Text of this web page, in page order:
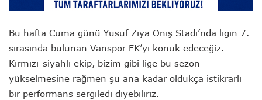
Bu hafta Cuma günü Yusuf Ziya Öniş Stadı’nda ligin 7.
sırasında bulunan Vanspor FK’yı konuk edeceğiz.
Kırmızı-siyahlı ekip, bizim gibi lige bu sezon
yükselmesine rağmen şu ana kadar oldukça istikrarlı
bir performans sergiledi diyebiliriz.